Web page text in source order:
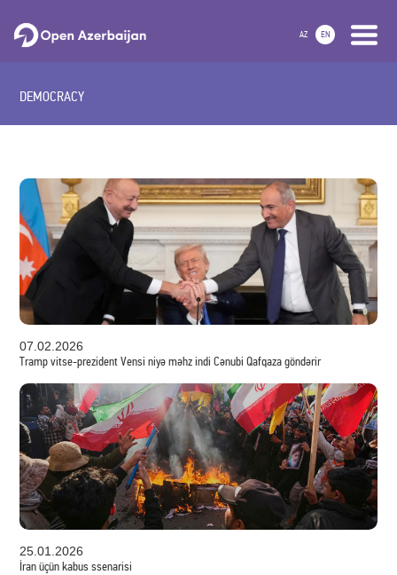
AZ EN
DEMOCRACY
07.02.2026
Tramp vitse-prezident Vensi niyə məhz indi Cənubi Qafqaza göndərir
25.01.2026
İran üçün kabus ssenarisi